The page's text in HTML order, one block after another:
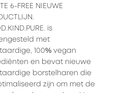
6-FREE NIEUWE
is
met
100% vegan
en bevat nieuwe
borstelharen die
zijn om met de